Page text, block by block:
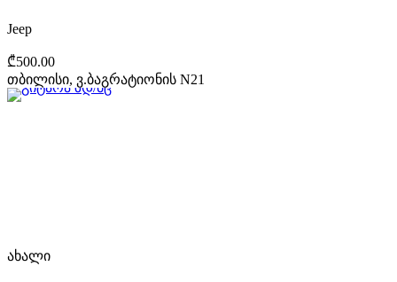
Jeep
₾500.00
თბილისი, ვ.ბაგრატიონის N21
ახალი